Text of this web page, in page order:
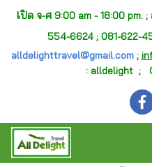
เปิด จ-ศ 9:00 am - 18:00 pm. ;
554-6624 ; 081-622-
alldelighttravel@gmail.com;
: alldelight ;